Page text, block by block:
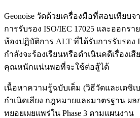
Geonoise วัดด้วยเครื่องมือที่สอบเทียบ
การรับรอง ISO/IEC 17025 และออกร
ห้องปฏิบัติการ ALT ที่ได้รับการรับรอง
กำลังจะร้องเรียนหรือดำเนินคดีเรื่องเ
คุณหนักแน่นพอที่จะใช้ต่อสู้ได้
เนื้อหาความรู้ฉบับเต็ม (วิธีวัดและเดซิเ
กำเนิดเสียง กฎหมายและมาตรฐาน ผ
ทยอยเผยแพร่ใน Phase 3 ตามแผนงาน